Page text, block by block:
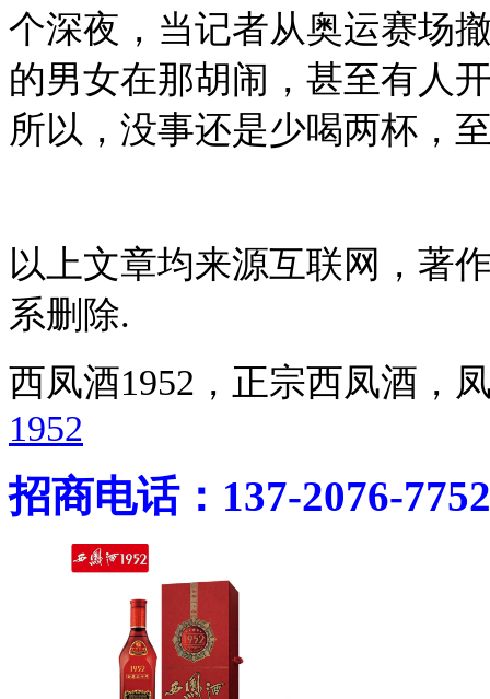
个深夜，当记者从奥运赛场
的男女在那胡闹，甚至有人
所以，没事还是少喝两杯，
以上文章均来源互联网，著
系删除.
西凤酒1952，正宗西凤酒
1952
招商电话：137-2076-7752